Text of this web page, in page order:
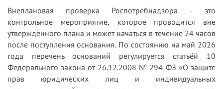
Прямые эфиры
Внеплановая проверка Роспотребнадзора - это
контрольное мероприятие, которое проводится вне
утверждённого плана и может начаться в течение 24 часов
после поступления основания. По состоянию на май 2026
года перечень оснований регулируется статьёй 10
Федерального закона от 26.12.2008 № 294-ФЗ «О защите
прав юридических лиц и индивидуальных